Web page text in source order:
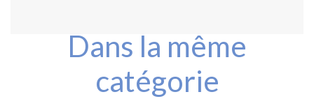
Dans la même
catégorie